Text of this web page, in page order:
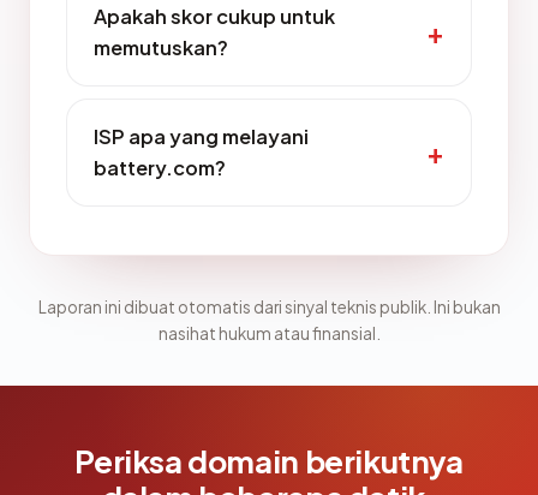
Apakah skor cukup untuk
memutuskan?
ISP apa yang melayani
battery.com?
Laporan ini dibuat otomatis dari sinyal teknis publik. Ini bukan
nasihat hukum atau finansial.
Periksa domain berikutnya